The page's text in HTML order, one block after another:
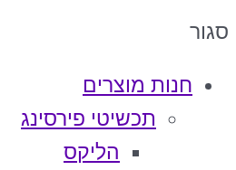
סגור
חנות מוצרים
תכשיטי פירסינג
הליקס